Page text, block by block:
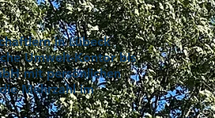
in Lübeck
Umwelt-Kontor bis
mit persönlichen
Mehrzahl im